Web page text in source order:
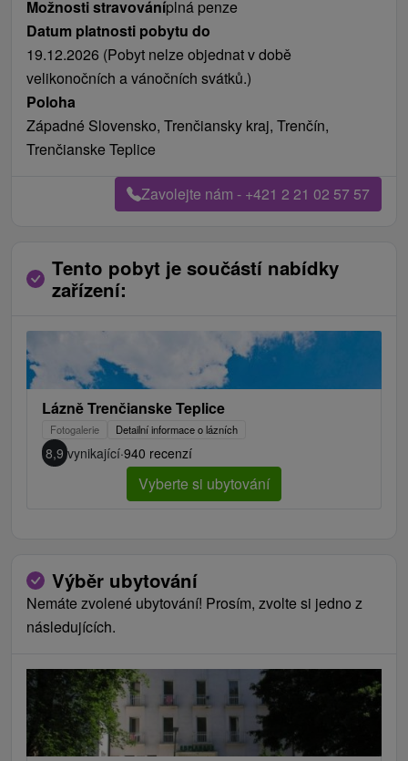
Možnosti stravováníplná penze
Datum platnosti pobytu do
19.12.2026 (Pobyt nelze objednat v době
velikonočních a vánočních svátků.)
Poloha
Západné Slovensko, Trenčiansky kraj, Trenčín,
Trenčianske Teplice
Zavolejte nám - +421 2 21 02 57 57
Tento pobyt je součástí nabídky
zařízení:
Lázně Trenčianske Teplice
Fotogalerie Detailní informace o lázních
8,9 vynikající·940 recenzí
Vyberte si ubytování
Výběr ubytování
Nemáte zvolené ubytování! Prosím, zvolte si jedno z
následujících.